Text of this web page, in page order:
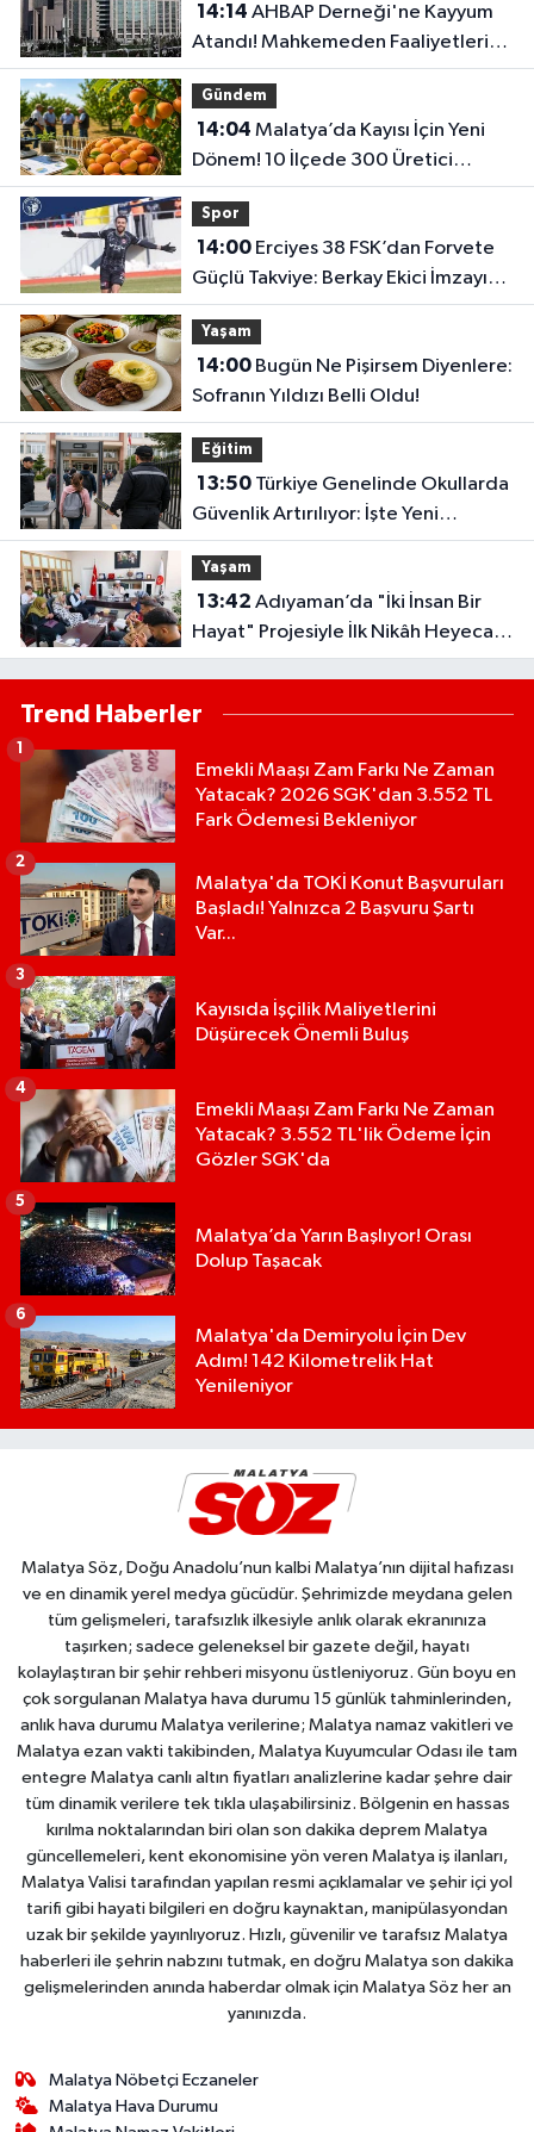
14:14
Atandı! Mahkemeden Faaliyetleri
Durdurma Kararı..
Gündem
14:04
Dönem! 10 İlçede 300 Üretici
Eğitime Alınacak
Spor
14:00Erciyes 38 FSK’dan Forvete
Güçlü Takviye: Berkay Ekici İmzayı
Attı
Yaşam
14:00Bugün Ne Pişirsem Diyenlere:
Sofranın Yıldızı Belli Oldu!
Eğitim
13:50Türkiye Genelinde Okullarda
Güvenlik Artırılıyor: İşte Yeni
Uygulama
Yaşam
13:42
Hayat" Projesiyle İlk Nikâh Heyecanı
Yaşandı!
Trend Haberler
Emekli Maaşı Zam Farkı Ne Zaman
Yatacak? 2026 SGK'dan 3.552 TL
Fark Ödemesi Bekleniyor
1
Malatya'da TOKİ Konut Başvuruları
Başladı! Yalnızca 2 Başvuru Şartı
Var...
2
Kayısıda İşçilik Maliyetlerini
Düşürecek Önemli Buluş
3
Emekli Maaşı Zam Farkı Ne Zaman
Yatacak? 3.552 TL'lik Ödeme İçin
Gözler SGK'da
4
Malatya’da Yarın Başlıyor! Orası
Dolup Taşacak
5
Malatya'da Demiryolu İçin Dev
Adım! 142 Kilometrelik Hat
Yenileniyor
6
Malatya Söz, Doğu Anadolu’nun kalbi Malatya’nın dijital hafızası
ve en dinamik yerel medya gücüdür. Şehrimizde meydana gelen
tüm gelişmeleri, tarafsızlık ilkesiyle anlık olarak ekranınıza
taşırken; sadece geleneksel bir gazete değil, hayatı
kolaylaştıran bir şehir rehberi misyonu üstleniyoruz. Gün boyu en
çok sorgulanan Malatya hava durumu 15 günlük tahminlerinden,
anlık hava durumu Malatya verilerine; Malatya namaz vakitleri ve
Malatya ezan vakti takibinden, Malatya Kuyumcular Odası ile tam
entegre Malatya canlı altın fiyatları analizlerine kadar şehre dair
tüm dinamik verilere tek tıkla ulaşabilirsiniz. Bölgenin en hassas
kırılma noktalarından biri olan son dakika deprem Malatya
güncellemeleri, kent ekonomisine yön veren Malatya iş ilanları,
Malatya Valisi tarafından yapılan resmi açıklamalar ve şehir içi yol
tarifi gibi hayati bilgileri en doğru kaynaktan, manipülasyondan
uzak bir şekilde yayınlıyoruz. Hızlı, güvenilir ve tarafsız Malatya
haberleri ile şehrin nabzını tutmak, en doğru Malatya son dakika
gelişmelerinden anında haberdar olmak için Malatya Söz her an
yanınızda.
Malatya Nöbetçi Eczaneler
Malatya Hava Durumu